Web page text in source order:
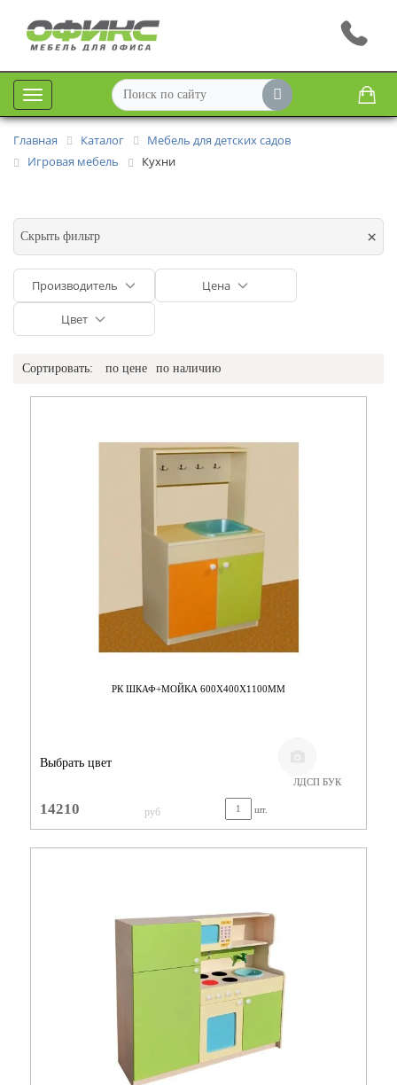
Меню
Главная Каталог
Мебель для детских садов
Игровая мебель
Кухни
Скрыть фильтр ×
Производитель Цена
Цвет
Сортировать: по цене по наличию
РК ШКАФ+МОЙКА 600Х400Х1100ММ
Выбрать цвет
ЛДСП БУК
14210 руб шт.